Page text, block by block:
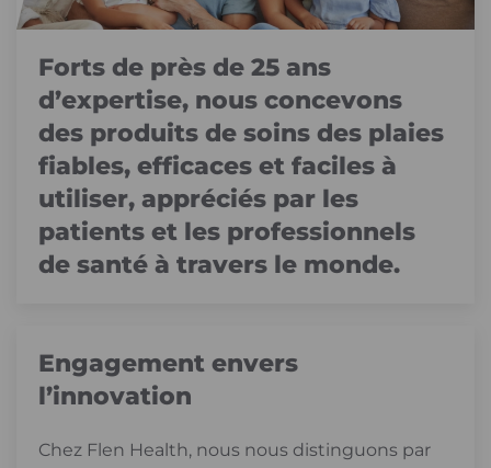
Forts de près de 25 ans
d’expertise, nous concevons
des produits de soins des plaies
fiables, efficaces et faciles à
utiliser, appréciés par les
patients et les professionnels
de santé à travers le monde.
Engagement envers
l’innovation
Chez Flen Health, nous nous distinguons par